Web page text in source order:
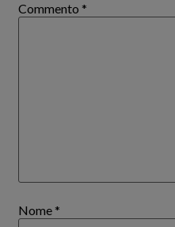
Commento *
Nome *